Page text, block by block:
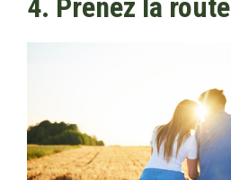
4. Prenez la route